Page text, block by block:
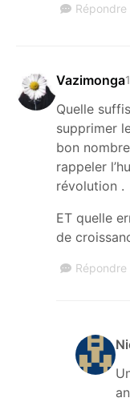
Répondre
Vazimonga
Quelle
supprimer
bon
rappeler
révolution .
ET quelle
de
Répondre